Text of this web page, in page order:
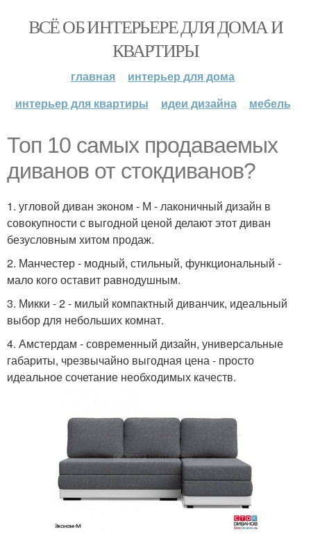
ВСЁ ОБ ИНТЕРЬЕРЕ ДЛЯ ДОМА И
КВАРТИРЫ
главная
интерьер для дома
интерьер для квартиры
идеи дизайна мебель
Топ 10 самых продаваемых
диванов от стокдиванов?
1. угловой диван эконом - М - лаконичный дизайн в
совокупности с выгодной ценой делают этот диван
безусловным хитом продаж.
2. Манчестер - модный, стильный, функциональный -
мало кого оставит равнодушным.
3. Микки - 2 - милый компактный диванчик, идеальный
выбор для небольших комнат.
4. Амстердам - современный дизайн, универсальные
габариты, чрезвычайно выгодная цена - просто
идеальное сочетание необходимых качеств.